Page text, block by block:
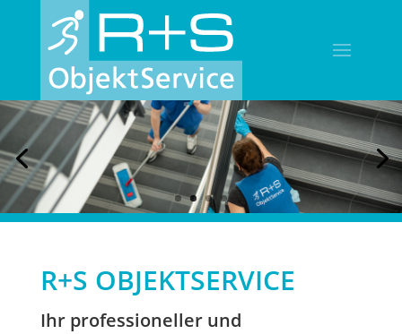
R+S OBJEKTSERVICE
Ihr professioneller und